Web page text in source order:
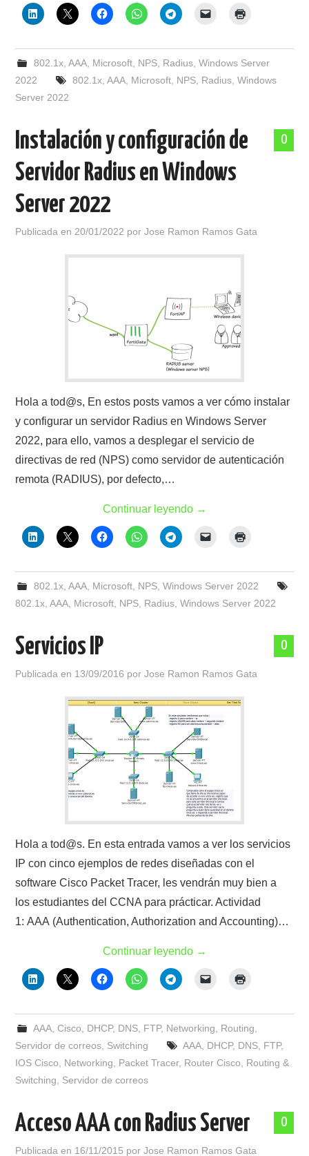
802.1x, AAA, Microsoft, NPS, Radius, Windows Server
2022
802.1x, AAA, Microsoft, NPS, Radius, Windows
Server 2022
0
Instalación y configuración de
Servidor Radius en Windows
Server 2022
Publicada en 20/01/2022 porJose Ramon Ramos Gata
Hola a tod@s, En estos posts vamos a ver cómo instalar
y configurar un servidor Radius en Windows Server
2022, para ello, vamos a desplegar el servicio de
directivas de red (NPS) como servidor de autenticación
remota (RADIUS), por defecto,…
Continuar leyendo →
802.1x, AAA, Microsoft, NPS, Windows Server 2022
802.1x ,AAA Microsoft NPS Radius ,Windows Server 2022
0
Servicios IP
Publicada en 13/09/2016 porJose Ramon Ramos Gata
Hola a tod@s. En esta entrada vamos a ver los servicios
IP con cinco ejemplos de redes diseñadas con el
software Cisco Packet Tracer, les vendrán muy bien a
los estudiantes del CCNA para prácticar. Actividad
1: AAA (Authentication, Authorization and Accounting)…
Continuar leyendo →
AAA, Cisco DHCP, DNS, FTP, Networking Routing
Servidor de correos Switching AAA, DHCP, DNS, FTP,
IOS Cisco
Networking Packet Tracer, Router Cisco
Routing &
Switching
Servidor de correos
0
Acceso AAA con Radius Server
Publicada en 16/11/2015 porJose Ramon Ramos Gata